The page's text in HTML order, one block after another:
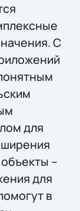
С
для
–
для
в